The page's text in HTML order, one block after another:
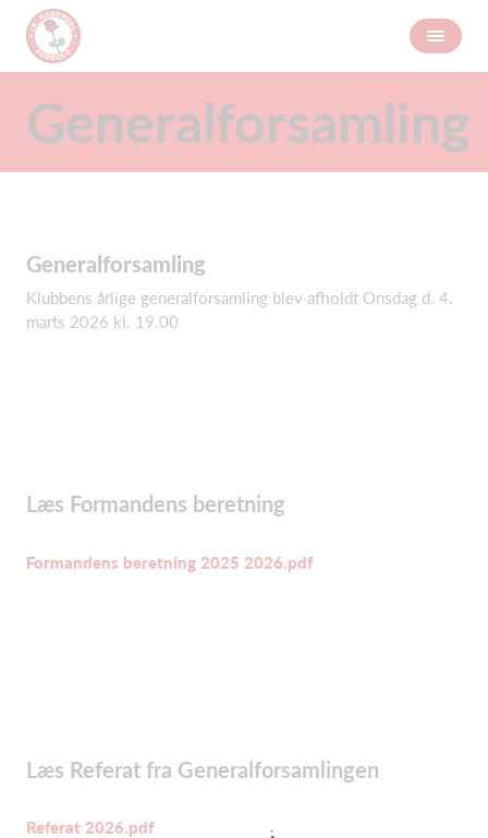
Generalforsamling
Generalforsamling
Klubbens årlige generalforsamling blev afholdt Onsdag d. 4.
marts 2026 kl. 19.00
Læs Formandens beretning
Formandens beretning 2025 2026.pdf
Læs Referat fra Generalforsamlingen
Referat 2026.pdf